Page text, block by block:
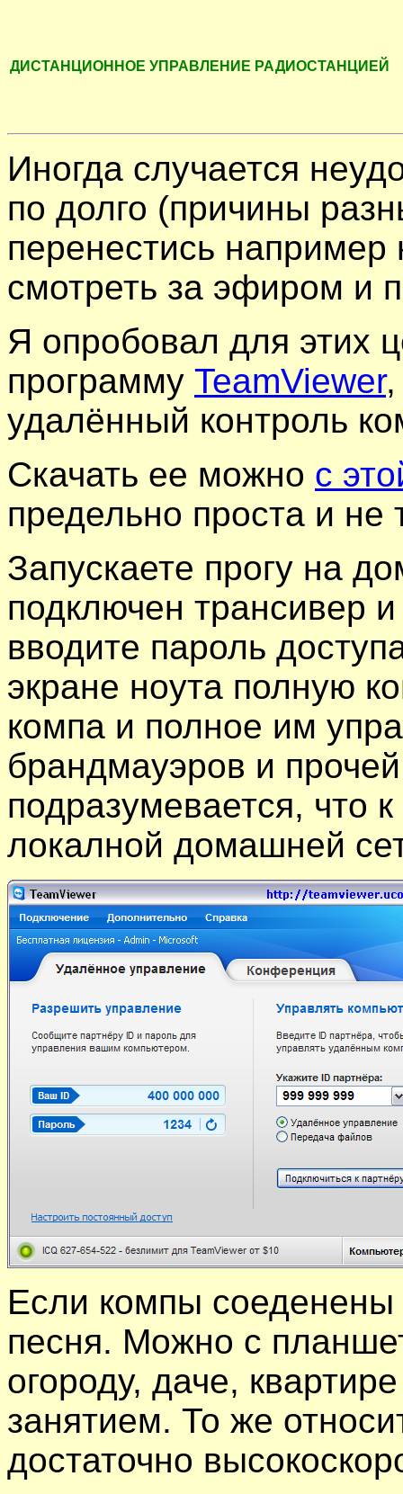
ДИСТАНЦИОННОЕ УПРАВЛЕНИЕ РАДИОСТАНЦИЕЙ
Иногда случается
по долго (причины
перенестись например
смотреть за эфиром и
Я опробовал для этих
программу TeamViewer,
удалённый контроль
Скачать ее можно с
предельно проста и не
Запускаете прогу на
подключен трансивер
вводите пароль
экране ноута полную
компа и полное им
брандмауэров и
подразумевается, что
локалной домашней
Если компы
песня. Можно с
огороду, даче,
занятием. То же
достаточно